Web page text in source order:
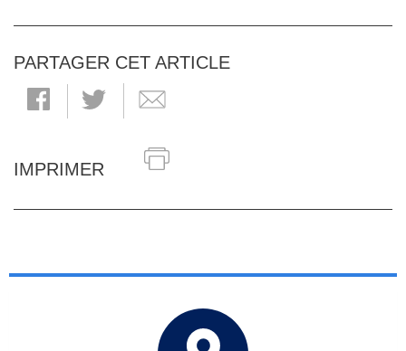
PARTAGER CET ARTICLE
IMPRIMER